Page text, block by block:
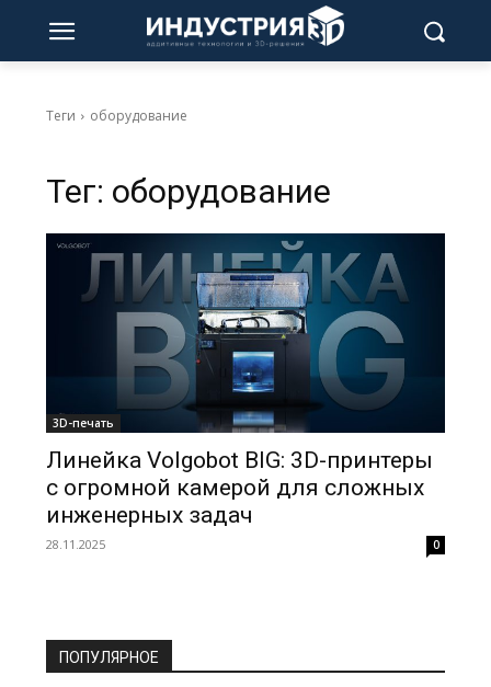
Теги оборудование
Тег: оборудование
3D-печать
Линейка Volgobot BIG: 3D-принтеры
с огромной камерой для сложных
инженерных задач
28.11.2025 0
ПОПУЛЯРНОЕ